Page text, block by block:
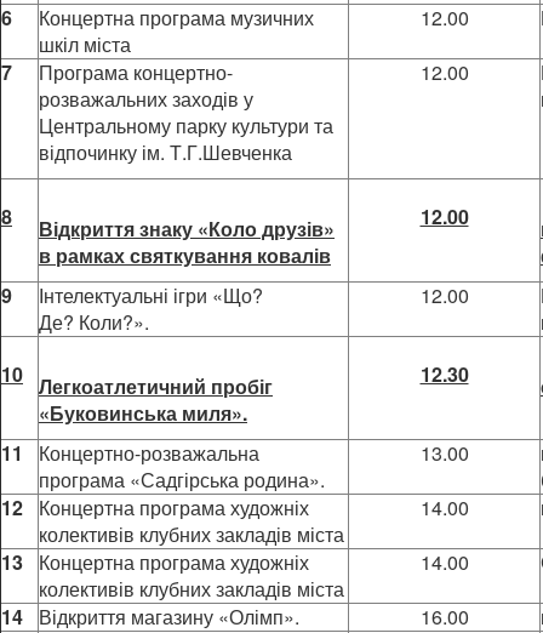
6
Концертна програма музичних
шкіл міста
12.00
7
Програма концертно-
розважальних заходів у
Центральному парку культури та
відпочинку ім. Т.Г.Шевченка
12.00
8
Відкриття знаку «Коло друзів»
в рамках святкування ковалів
12.00
9
Інтелектуальні ігри «Що?
Де? Коли?».
12.00
10 Легкоатлетичний пробіг
«Буковинська миля».
12.30
11
Концертно-розважальна
програма «Садгірська родина».
13.00
12
Концертна програма художніх
колективів клубних закладів міста
14.00
13
Концертна програма художніх
колективів клубних закладів міста
14.00
14
Відкриття магазину «Олімп». 16.00